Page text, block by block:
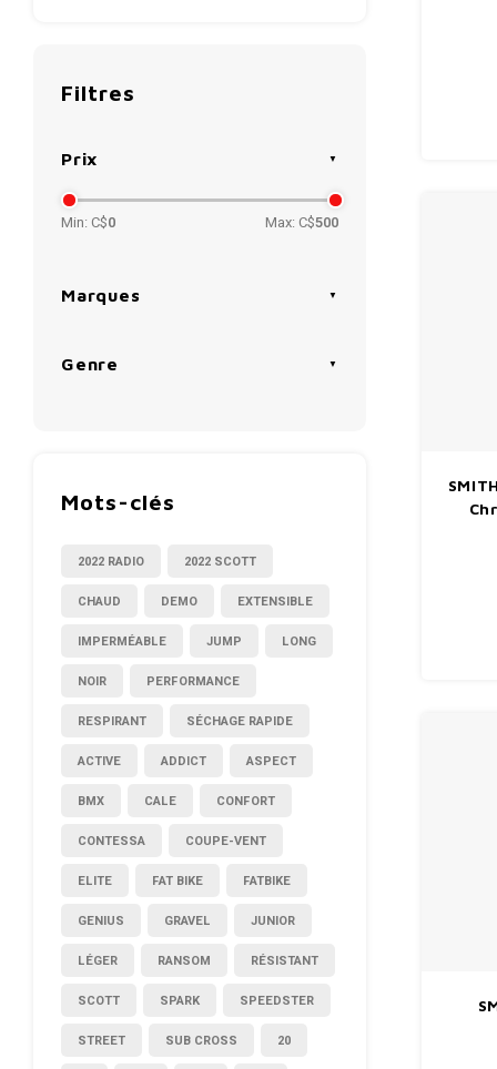
Filtres
Prix
Min: C$0 Max: C$500
Marques
Genre
Mots-clés
2022 RADIO 2022 SCOTT
CHAUD DEMO EXTENSIBLE
IMPERMÉABLE JUMP LONG
NOIR PERFORMANCE
RESPIRANT SÉCHAGE RAPIDE
ACTIVE ADDICT ASPECT
BMX CALE CONFORT
CONTESSA COUPE-VENT
ELITE FAT BIKE FATBIKE
GENIUS GRAVEL JUNIOR
LÉGER RANSOM RÉSISTANT
SCOTT SPARK SPEEDSTER
STREET SUB CROSS 20